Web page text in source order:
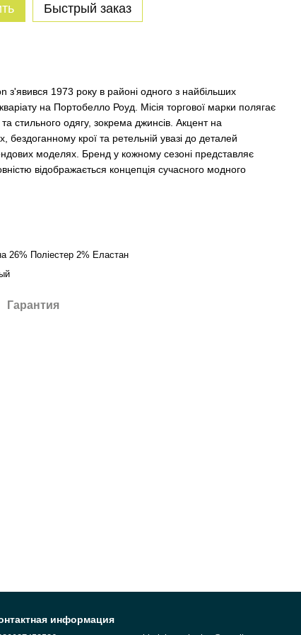
Быстрый заказ
з'явився 1973 року в районі одного з найбільших
на Портобелло Роуд. Місія торгової марки полягає
стильного одягу, зокрема джинсів. Акцент на
бездоганному крої та ретельній увазі до деталей
моделях. Бренд у кожному сезоні представляє
відображається концепція сучасного модного
26% Поліестер 2% Еластан
Гарантия
информация